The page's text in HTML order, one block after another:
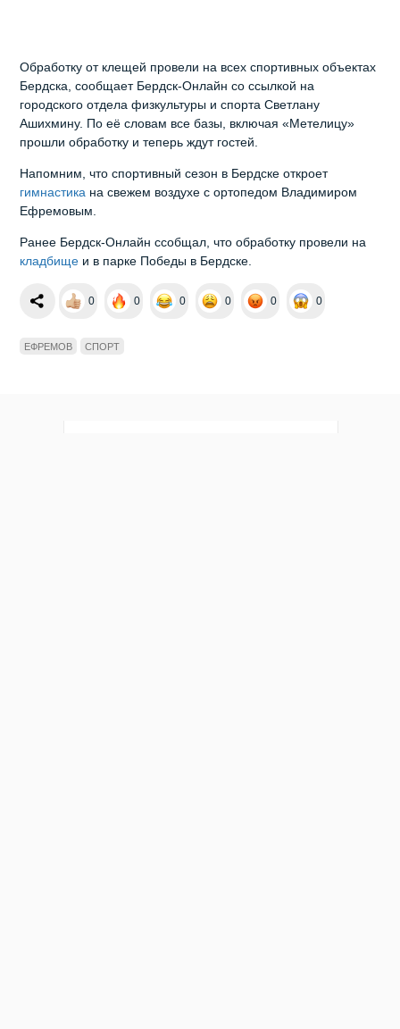
Обработку от клещей провели на всех спортивных объектах
Бердска, сообщает Бердск-Онлайн со ссылкой на
городского отдела физкультуры и спорта Светлану
Ашихмину. По её словам все базы, включая «Метелицу»
прошли обработку и теперь ждут гостей.
Напомним, что спортивный сезон в Бердске откроет
гимнастика на свежем воздухе с ортопедом Владимиром
Ефремовым.
Ранее Бердск-Онлайн ссобщал, что обработку провели на
кладбище и в парке Победы в Бердске.
0 0 0 0 0 0
ЕФРЕМОВ СПОРТ